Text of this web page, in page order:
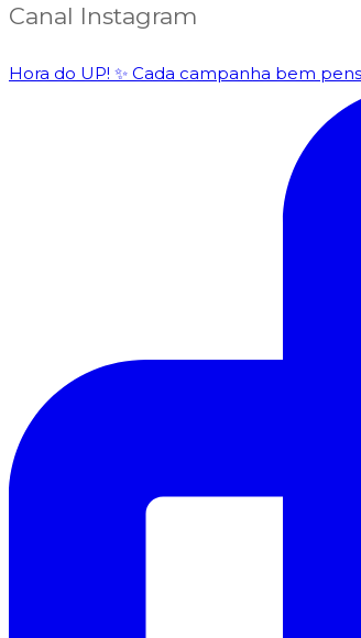
Canal Instagram
Hora do UP! ✨️ Cada campanha bem